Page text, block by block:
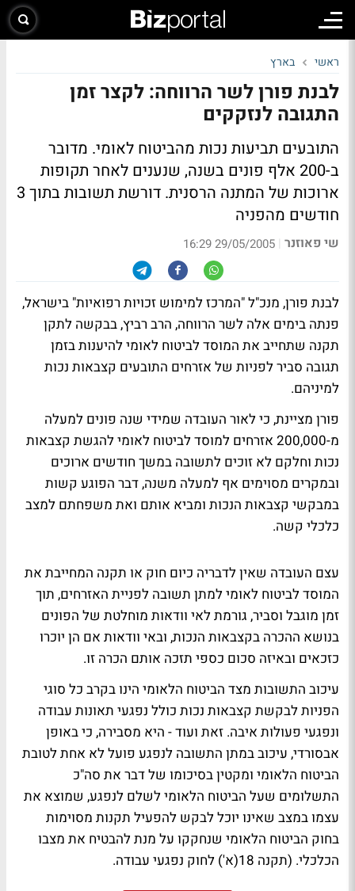
ראשי בארץ
לבנת פורן לשר הרווחה: לקצר זמן
התגובה לנזקקים
התובעים תביעות נכות מהביטוח לאומי. מדובר
ב-200 אלף פונים בשנה, שנענים לאחר תקופות
ארוכות של המתנה הרסנית. דורשת תשובות בתוך 3
חודשים מהפניה
שי פאוזנר |
29/05/2005 16:29
לבנת פורן, מנכ"ל "המרכז למימוש זכויות רפואיות" בישראל,
פנתה בימים אלה לשר הרווחה, הרב רביץ, בבקשה לתקן
תקנה שתחייב את המוסד לביטוח לאומי להיענות בזמן
תגובה סביר לפניות של אזרחים התובעים קצבאות נכות
למיניהם.
פורן מציינת, כי לאור העובדה שמידי שנה פונים למעלה
מ-200,000 אזרחים למוסד לביטוח לאומי להגשת קצבאות
נכות וחלקם לא זוכים לתשובה במשך חודשים ארוכים
ובמקרים מסוימים אף למעלה משנה, דבר הפוגע קשות
במבקשי קצבאות הנכות ומביא אותם ואת משפחתם למצב
כלכלי קשה.
עצם העובדה שאין לדבריה כיום חוק או תקנה המחייבת את
המוסד לביטוח לאומי למתן תשובה לפניית האזרחים, תוך
זמן מוגבל וסביר, גורמת לאי וודאות מוחלטת של הפונים
בנושא ההכרה בקצבאות הנכות, ובאי וודאות אם הן יוכרו
כזכאים ובאיזה סכום כספי תזכה אותם הכרה זו.
עיכוב התשובות מצד הביטוח הלאומי הינו בקרב כל סוגי
הפניות לבקשת קצבאות נכות כולל נפגעי תאונות עבודה
ונפגעי פעולות איבה. זאת ועוד - היא מסבירה, כי באופן
אבסורדי, עיכוב במתן התשובה לנפגע פועל לא אחת לטובת
הביטוח הלאומי ומקטין בסיכומו של דבר את סה"כ
התשלומים שעל הביטוח הלאומי לשלם לנפגע, שמוצא את
עצמו במצב שאינו יוכל לבקש להפעיל תקנות מסוימות
בחוק הביטוח הלאומי שנחקקו על מנת להבטיח את מצבו
הכלכלי. (תקנה 18(א') לחוק נפגעי עבודה.